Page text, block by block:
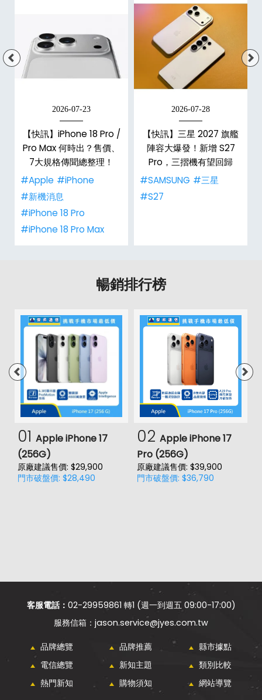
2026-07-23
【快訊】iPhone 18 Pro /
Pro Max 何時出？售價、
7大規格傳聞總整理！
#Apple #iPhone
#新機消息
#iPhone 18 Pro
#iPhone 18 Pro Max
2026-07-28
【快訊】三星 2027 旗艦
陣容大爆發！新增 S27
Pro，三摺機有望回歸
#SAMSUNG #三星
#S27
暢銷排行榜
01 Apple iPhone 17
(256G)
原廠建議售價: $29,900
門市破盤價: $28,490
02 Apple iPhone 17
Pro (256G)
原廠建議售價: $39,900
門市破盤價: $36,790
客服電話： 02-29959861 轉1 (週一到週五 09:00-17:00)
jason.service@jyes.com.tw
品牌總覽 品牌推薦
縣市據點
電信總覽
新知主題
類別比較
熱門新知
購物須知 網站導覽